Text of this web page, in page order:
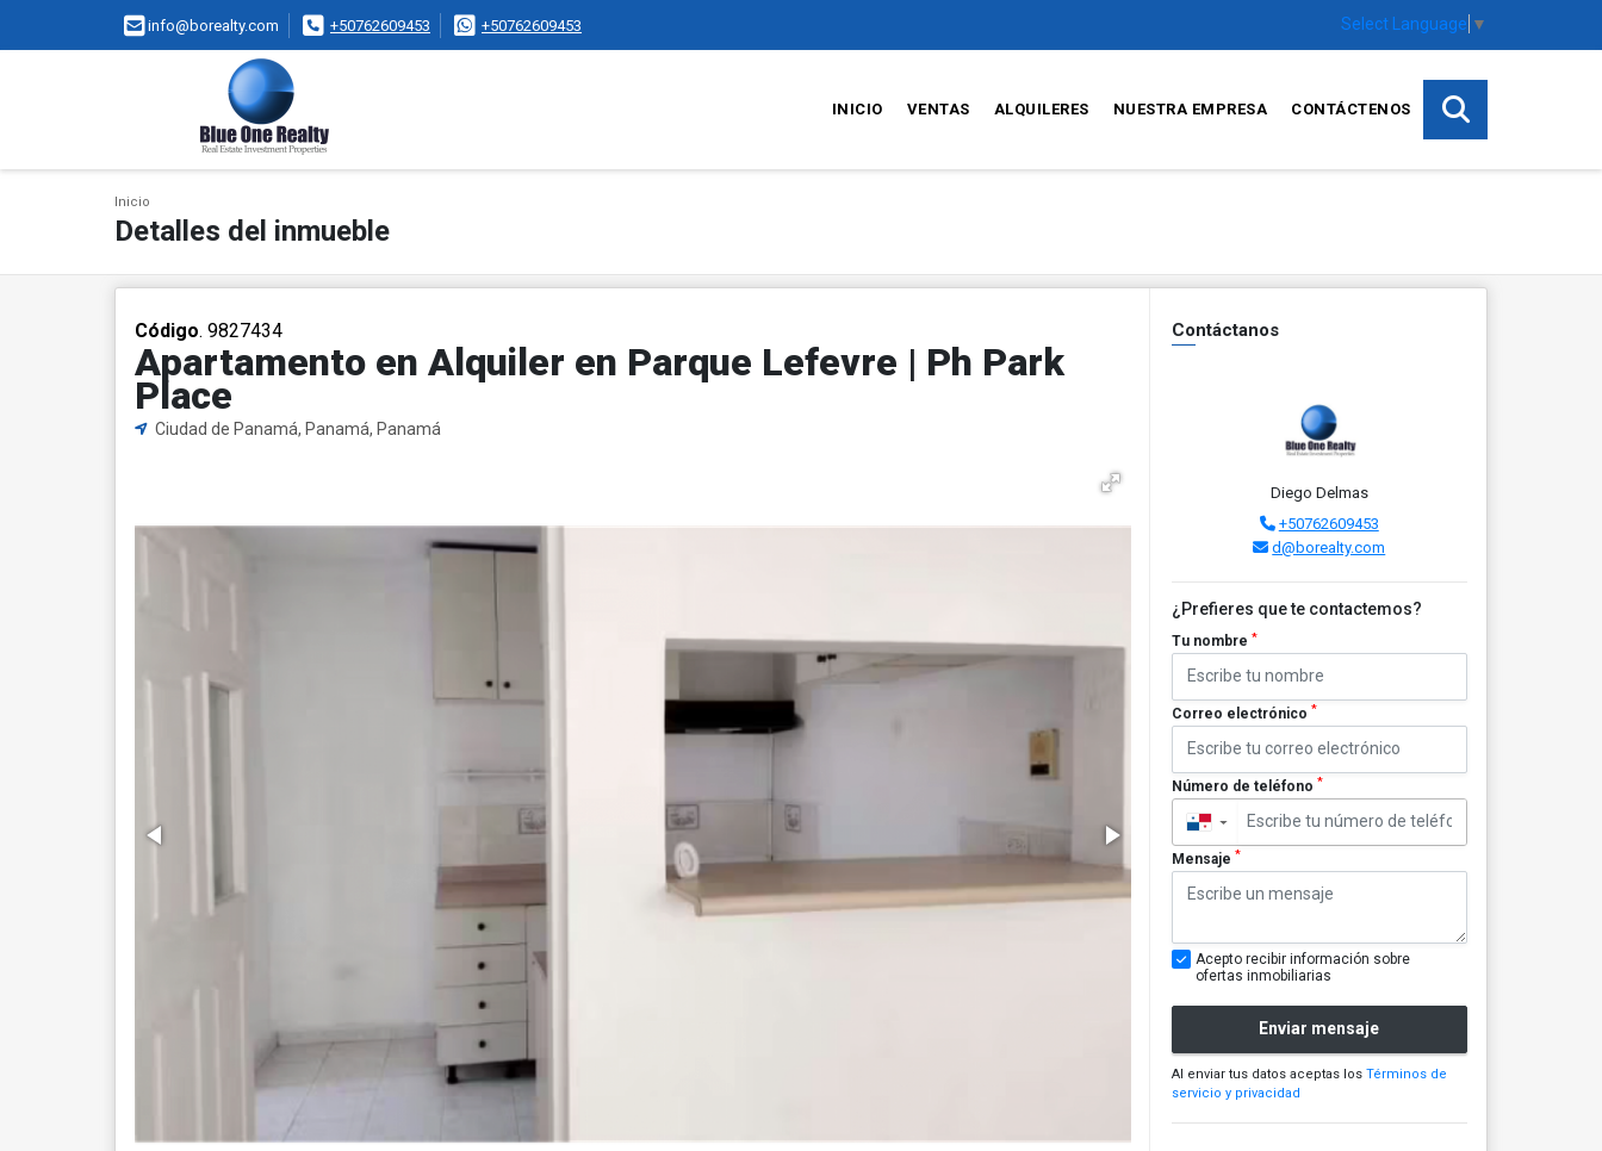
info@borealty.com +50762609453 +50762609453 Select Language ▼
INICIO VENTAS ALQUILERES NUESTRA EMPRESA CONTÁCTENOS
Inicio
Detalles del inmueble
Código. 9827434
Apartamento en Alquiler en Parque Lefevre | Ph Park
Place
Ciudad de Panamá, Panamá, Panamá
Contáctanos
Diego Delmas
+50762609453
d@borealty.com
¿Prefieres que te contactemos?
Tu nombre *
Correo electrónico *
Número de teléfono *
▼
Mensaje *
Acepto recibir información sobre
ofertas inmobiliarias
Enviar mensaje
Al enviar tus datos aceptas los Términos de
servicio y privacidad